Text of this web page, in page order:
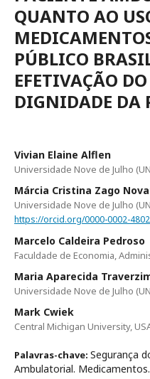
QUANTO AO
PÚBLICO
EFETIVAÇÃO
DIGNIDADE DA
Vivian Elaine Alflen
Universidade Nove de Julho
Márcia Cristina Zago
Universidade Nove de Julho
https://orcid.org/0000-0002-
Marcelo Caldeira Pedroso
Faculdade de Economia,
Maria Aparecida
Universidade Nove de Julho
Mark Cwiek
Central Michigan University,
Palavras-chave: Segurança
Ambulatorial.